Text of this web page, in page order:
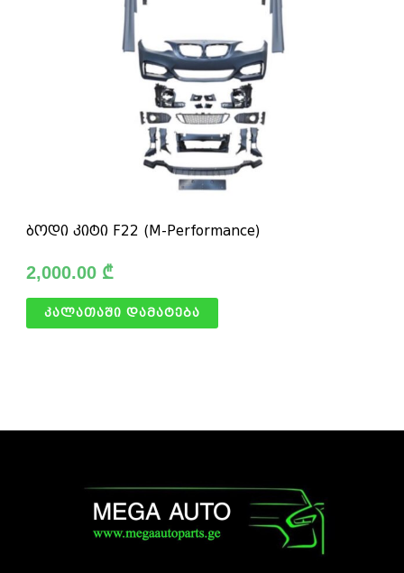
ბოდი კიტი F22 (M-Performance)
2,000.00 ₾
კალათაში დამატება